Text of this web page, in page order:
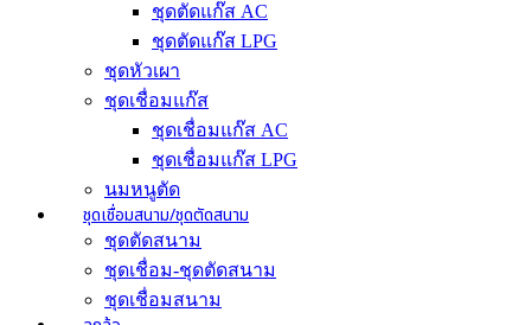
ชุดตัดแก๊ส AC
ชุดตัดแก๊ส LPG
ชุดหัวเผา
ชุดเชื่อมแก๊ส
ชุดเชื่อมแก๊ส AC
ชุดเชื่อมแก๊ส LPG
นมหนูตัด
ชุดเชื่อมสนาม/ชุดตัดสนาม
ชุดตัดสนาม
ชุดเชื่อม-ชุดตัดสนาม
ชุดเชื่อมสนาม